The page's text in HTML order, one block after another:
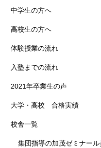
中学生の方へ
高校生の方へ
体験授業の流れ
入塾までの流れ
2021年卒業生の声
大学・高校 合格実績
校舎一覧
集団指導の加茂ゼミナー